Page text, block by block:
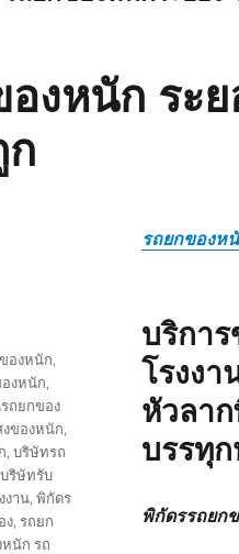
องหนัก ระ
รถยกของห
บริกา
โรงง
หัวลาก
บรรทุ
พิกัดรรถยก
องหนัก,
งหนัก,
ถยกของ
ของหนัก,
, บริษัทรถ
บริษัทรับ
งาน, พิกัดร
ง, รถยก
นัก รถ